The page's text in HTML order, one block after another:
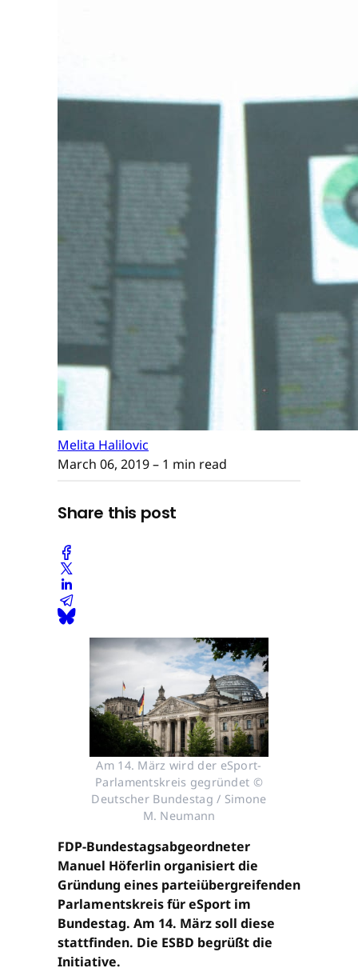
Melita Halilovic
March 06, 2019– 1 min read
Share this post
Am 14. März wird der eSport-
Parlamentskreis gegründet ©
Deutscher Bundestag / Simone
M. Neumann
FDP-Bundestagsabgeordneter
Manuel Höferlin organisiert die
Gründung eines parteiübergreifenden
Parlamentskreis für eSport im
Bundestag. Am 14. März soll diese
stattfinden. Die ESBD begrüßt die
Initiative.